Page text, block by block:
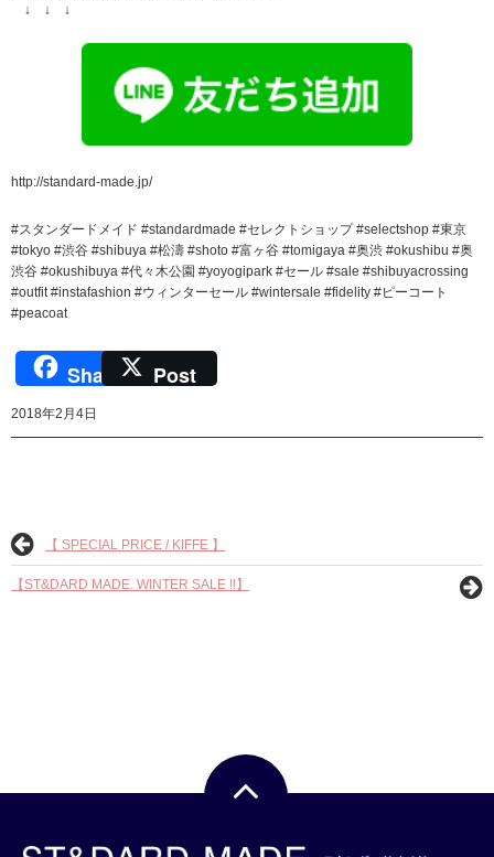
↓ ↓ ↓
http://standard-made.jp/
#スタンダードメイド #standardmade #セレクトショップ #selectshop #東京
#tokyo #渋谷 #shibuya #松濤 #shoto #富ヶ谷 #tomigaya #奥渋 #okushibu #奥
渋谷 #okushibuya #代々木公園 #yoyogipark #セール #sale #shibuyacrossing
#outfit #instafashion #ウィンターセール #wintersale #fidelity #ピーコート
#peacoat
Share Post
2018年2月4日
【 SPECIAL PRICE / KIFFE 】
【ST&DARD MADE. WINTER SALE ‼︎】